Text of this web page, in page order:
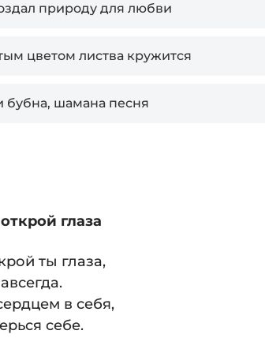
природу для любви
цветом листва кружится
бубна, шамана песня
глаза
ты глаза,
в себя,
себе.